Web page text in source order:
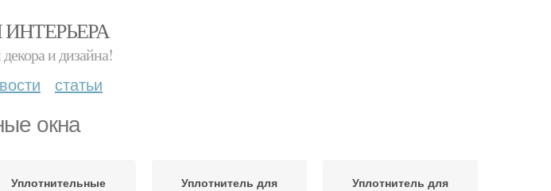
и дизайна!
статьи
окна
Уплотнительные
Уплотнитель для
Уплотнитель для